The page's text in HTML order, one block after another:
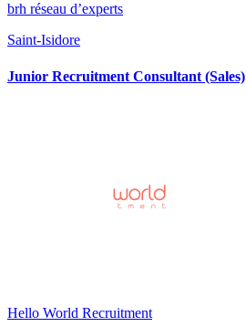
brh réseau d’experts
Saint-Isidore
Junior Recruitment Consultant (Sales)
Hello World Recruitment